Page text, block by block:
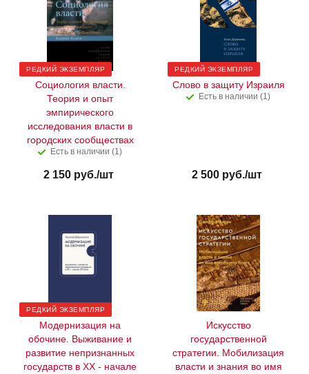
РЕДКИЙ ЭКЗЕМПЛЯР
Социология власти.
Теория и опыт
эмпирического
исследования власти в
городских сообществах
Есть в наличии (1)
2 150 руб./шт
РЕДКИЙ ЭКЗЕМПЛЯР
Слово в защиту Израиля
Есть в наличии (1)
2 500 руб./шт
РЕДКИЙ ЭКЗЕМПЛЯР
Модернизация на
обочине. Выживание и
развитие непризнанных
государств в XX - начале
Искусство
государственной
стратегии. Мобилизация
власти и знания во имя